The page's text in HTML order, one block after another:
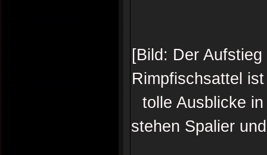
[Bild: Der
Rimpfischsattel
tolle Ausblicke
stehen Spalier